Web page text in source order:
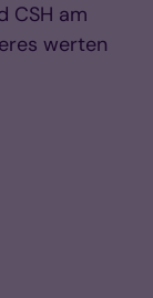
CSH am
werten